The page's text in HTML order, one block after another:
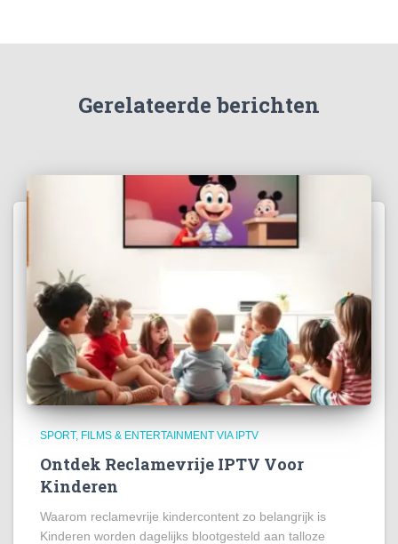
Gerelateerde berichten
SPORT, FILMS & ENTERTAINMENT VIA IPTV
Ontdek Reclamevrije IPTV Voor
Kinderen
Waarom reclamevrije kindercontent zo belangrijk is
Kinderen worden dagelijks blootgesteld aan talloze